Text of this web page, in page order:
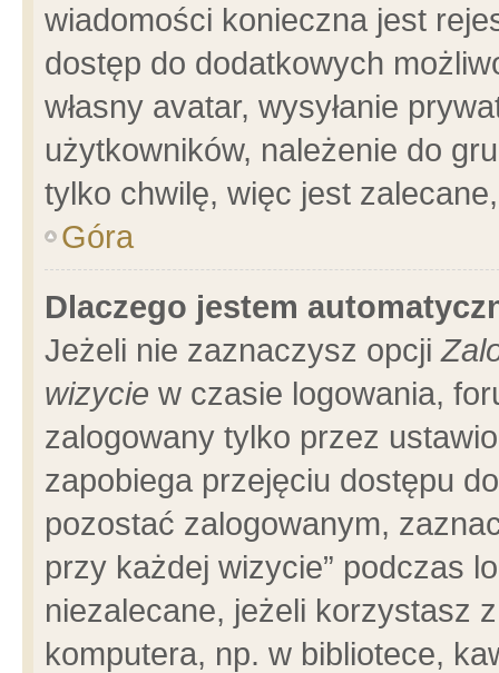
wiadomości konieczna jest
dostęp do dodatkowych
własny avatar, wysyłanie
użytkowników, należenie do
tylko chwilę, więc jest
Góra
Dlaczego jestem
Jeżeli nie zaznaczysz opcji
wizycie w czasie logowania,
zalogowany tylko przez
zapobiega przejęciu dostępu
pozostać zalogowanym,
przy każdej wizycie” podczas
niezalecane, jeżeli korzystasz
komputera, np. w bibliotece,